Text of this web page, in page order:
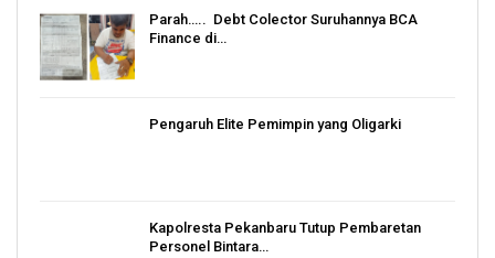
Parah….. Debt Colector Suruhannya BCA
Finance di…
Pengaruh Elite Pemimpin yang Oligarki
Kapolresta Pekanbaru Tutup Pembaretan
Personel Bintara…